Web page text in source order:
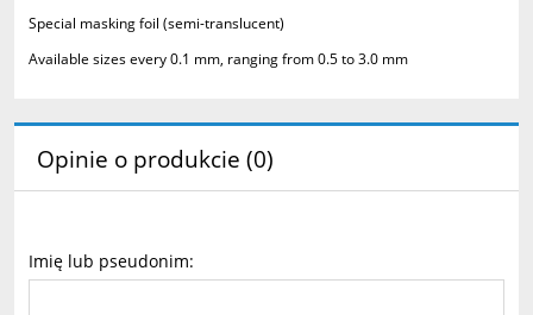
Special masking foil (semi-translucent)
Available sizes every 0.1 mm, ranging from 0.5 to 3.0 mm
Opinie o produkcie (0)
Imię lub pseudonim: